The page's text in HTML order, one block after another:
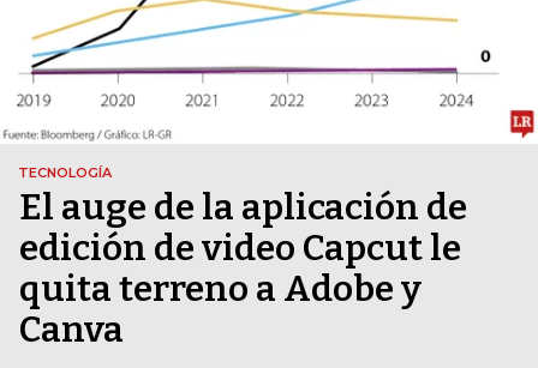
TECNOLOGÍA
El auge de la aplicación de
edición de video Capcut le
quita terreno a Adobe y
Canva